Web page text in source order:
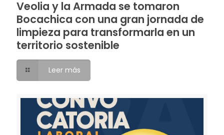
Veolia y la Armada se tomaron
Bocachica con una gran jornada de
limpieza para transformarla en un
territorio sostenible
Leer más